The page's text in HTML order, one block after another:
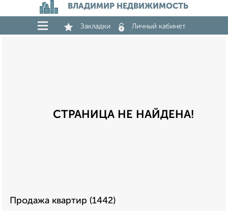
ВЛАДИМИР НЕДВИЖИМОСТЬ
Закладки Личный кабинет
СТРАНИЦА НЕ НАЙДЕНА!
Продажа квартир (1442)